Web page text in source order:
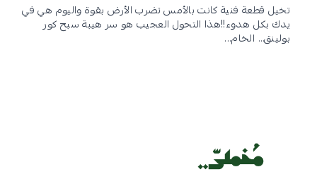
تخيل قطعة فنية كانت بالأمس تضرب الأرض بقوة واليوم هي في
يدك بكل هدوء!!هذا التحول العجيب هو سر هيبة سبح كور
بولينق… الخام...